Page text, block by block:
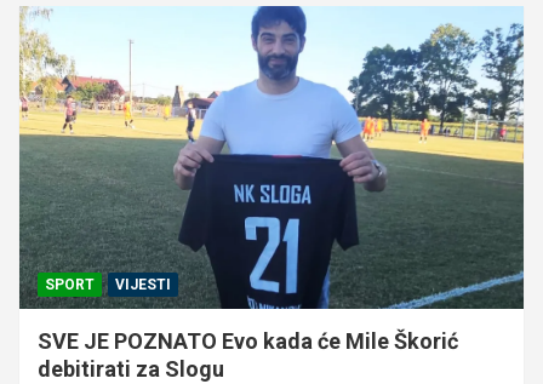
SPORT VIJESTI
SVE JE POZNATO Evo kada će Mile Škorić
debitirati za Slogu